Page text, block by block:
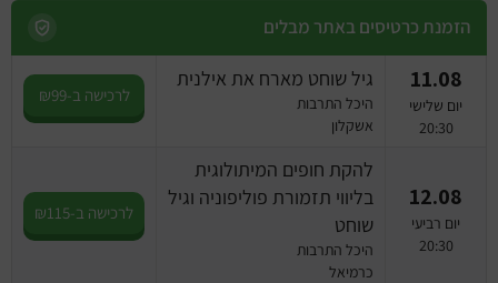
מחול ובלט
קונצרטים
הרצאות
סרטים
חופשה והופעה
הזמנת כרטיסים באתר מבלים
11.08
יום שלישי
20:30
גיל שוחט מארח את אילנית
היכל התרבות
אשקלון
לרכישה ב-₪99
12.08
יום רביעי
20:30
להקת חופים המיתולוגית
בליווי תזמורת פוליפוניה וגיל
שוחט
היכל התרבות
כרמיאל
לרכישה ב-₪115